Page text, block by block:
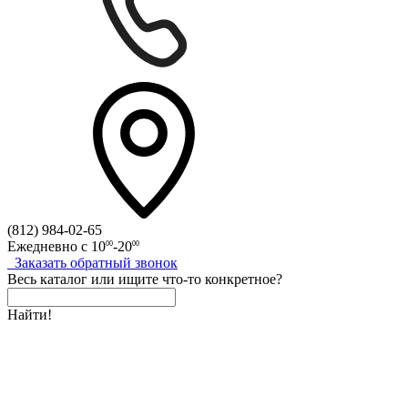
(812) 984-02-65
Ежедневно с 1000-2000
Заказать обратный звонок
Весь каталог или ищите что-то конкретное?
Найти!